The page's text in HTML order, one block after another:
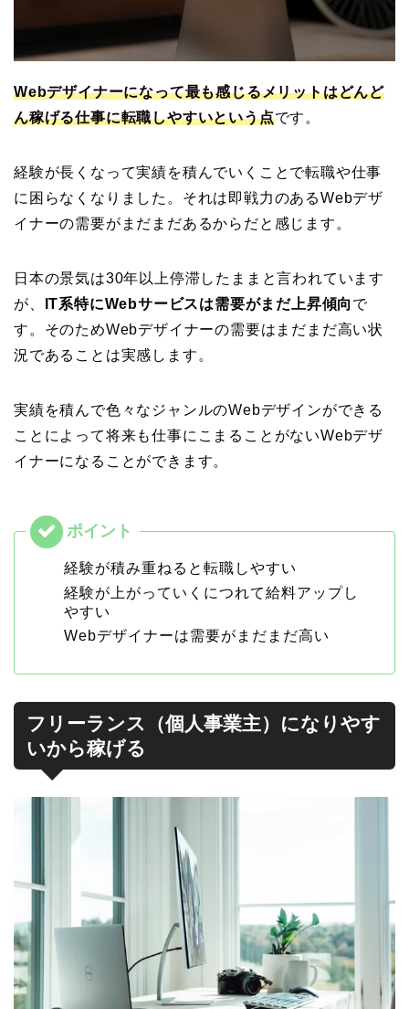
Webデザイナーになって最も感じるメリットはどんど
ん稼げる仕事に転職しやすいという点です。
経験が長くなって実績を積んでいくことで転職や仕事
に困らなくなりました。それは即戦力のあるWebデザ
イナーの需要がまだまだあるからだと感じます。
日本の景気は30年以上停滞したままと言われています
が、
IT系特にWebサービスは需要がまだ上昇傾向 で
す。そのためWebデザイナーの需要はまだまだ高い状
況であることは実感します。
実績を積んで色々なジャンルのWebデザインができる
ことによって将来も仕事にこまることがないWebデザ
イナーになることができます。
経験が積み重ねると転職しやすい
経験が上がっていくにつれて給料アップし
やすい
Webデザイナーは需要がまだまだ高い
フリーランス（個人事業主）になりやす
いから稼げる